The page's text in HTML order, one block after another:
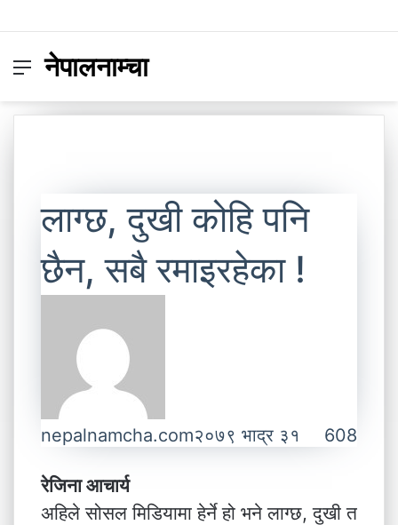
Menu
नेपालनाम्चा
लाग्छ, दुखी कोहि पनि
छैन, सबै रमाइरहेका !
nepalnamcha.com२०७९ भाद्र ३१ 608
रेजिना आचार्य
अहिले सोसल मिडियामा हेर्ने हो भने लाग्छ, दुखी त